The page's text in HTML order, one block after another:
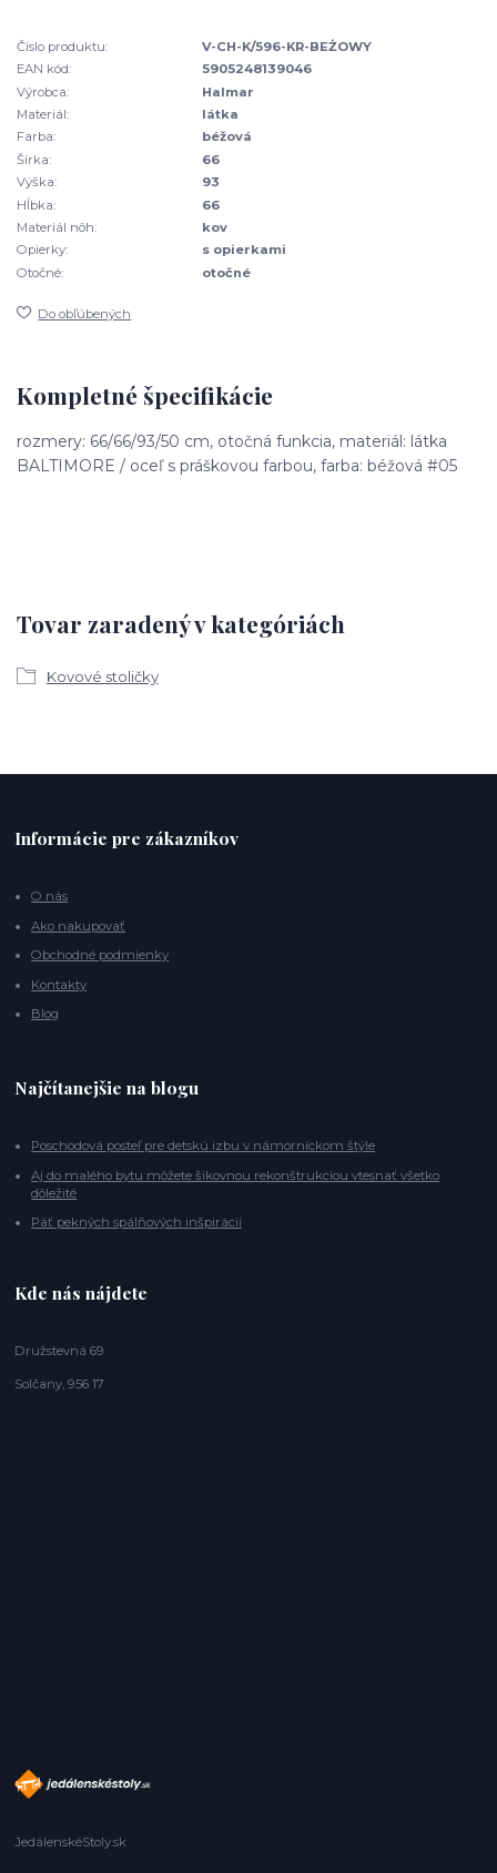
Číslo produktu:
V-CH-K/596-KR-BEŻOWY
EAN kód:
5905248139046
Výrobca:
Halmar
Materiál:
látka
Farba:
béžová
Šírka:
66
Výška:
93
Hĺbka:
66
Materiál nôh:
kov
Opierky:
s opierkami
Otočné:
otočné
Do obľúbených
Kompletné špecifikácie
rozmery: 66/66/93/50 cm, otočná funkcia, materiál: látka
BALTIMORE / oceľ s práškovou farbou, farba: béžová #05
Tovar zaradený v kategóriách
Kovové stoličky
Informácie pre zákazníkov
O nás
Ako nakupovať
Obchodné podmienky
Kontakty
Blog
Najčítanejšie na blogu
Poschodová posteľ pre detskú izbu v námorníckom štýle
Aj do malého bytu môžete šikovnou rekonštrukciou vtesnať všetko
dôležité
Päť pekných spálňových inšpirácií
Kde nás nájdete
Družstevná 69
Solčany, 956 17
JedálenskéStoly.sk